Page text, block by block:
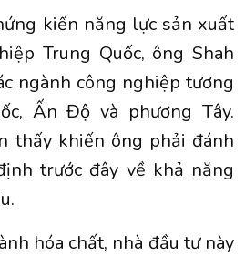
kiến năng lực sản xuất
Trung Quốc, ông Shah
ngành công nghiệp tương
Ấn Độ và phương Tây.
thấy khiến ông phải đánh
trước đây về khả năng
hóa chất, nhà đầu tư này